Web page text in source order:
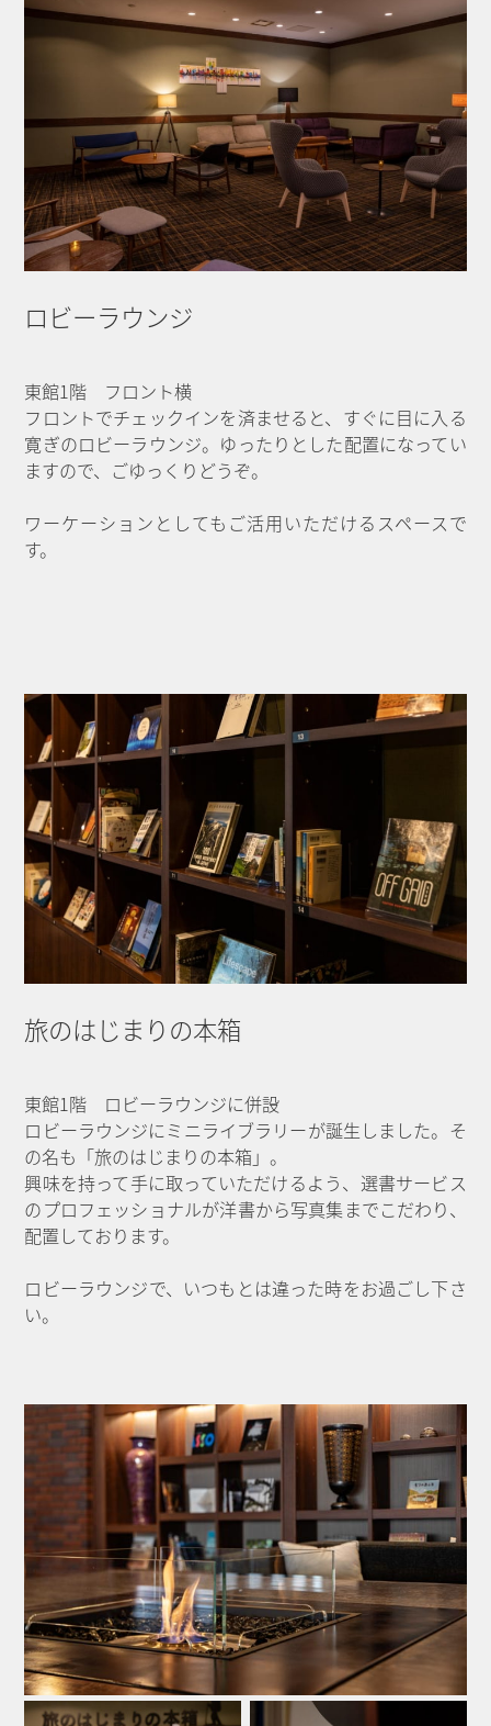
ロビーラウンジ
東館1階 フロント横
フロントでチェックインを済ませると、すぐに目に入る
寛ぎのロビーラウンジ。ゆったりとした配置になってい
ますので、ごゆっくりどうぞ。
ワーケーションとしてもご活用いただけるスペースで
す。
旅のはじまりの本箱
東館1階 ロビーラウンジに併設
ロビーラウンジにミニライブラリーが誕生しました。そ
の名も「旅のはじまりの本箱」。
興味を持って手に取っていただけるよう、選書サービス
のプロフェッショナルが洋書から写真集までこだわり、
配置しております。
ロビーラウンジで、いつもとは違った時をお過ごし下さ
い。